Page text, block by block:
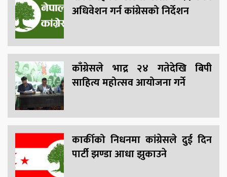
अधिवेशन गर्न कांग्रेसको निर्देशन
काँग्रेसले भाद्र २४ गतेदेखि बिपी
साहित्य महोत्सव आयोजना गर्ने
कार्कीको निधनमा कांग्रेसले दुई दिन
पार्टी झण्डा आधा झुकाउने